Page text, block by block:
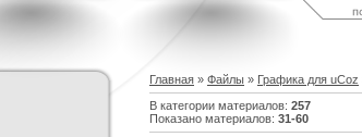
Шаблон сайта "Для скриптов".
Главная » Файлы » Графика для uCoz
В категории материалов: 257
Показано материалов: 31-60